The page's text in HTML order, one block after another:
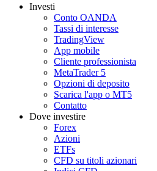
Investi
Conto OANDA
Tassi di interesse
TradingView
App mobile
Cliente professionista
MetaTrader 5
Opzioni di deposito
Scarica l'app o MT5
Contatto
Dove investire
Forex
Azioni
ETFs
CFD su titoli azionari